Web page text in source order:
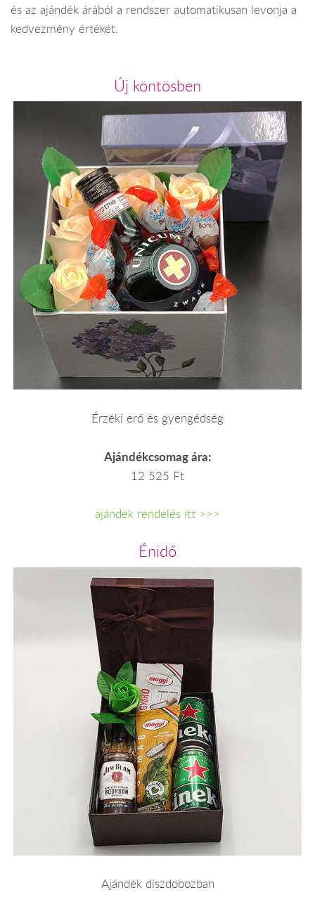
és az ajándék árából a rendszer automatikusan levonja a
kedvezmény értékét.
Új köntösben
Érzéki erő és gyengédség
Ajándékcsomag ára:
12 525 Ft
ajándék rendelés itt >>>
Énidő
Ajándék díszdobozban